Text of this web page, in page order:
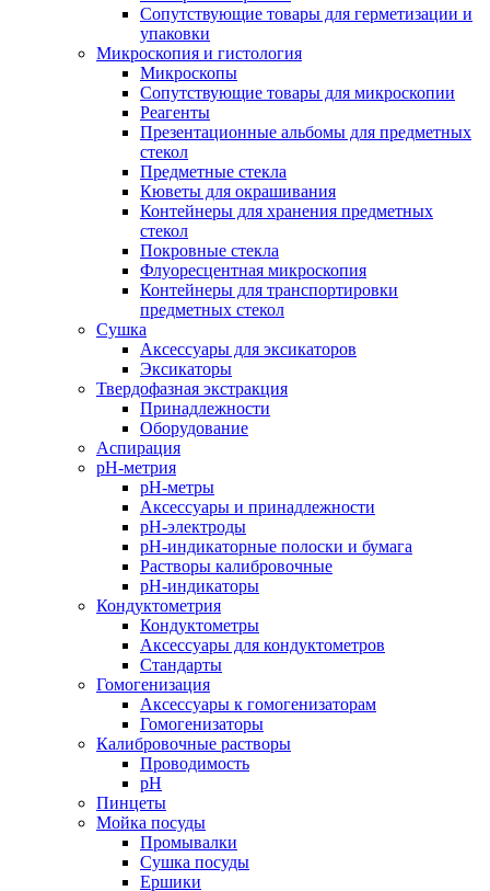
Сопутствующие товары для герметизации и
упаковки
Микроскопия и гистология
Микроскопы
Сопутствующие товары для микроскопии
Реагенты
Презентационные альбомы для предметных
стекол
Предметные стекла
Кюветы для окрашивания
Контейнеры для хранения предметных
стекол
Покровные стекла
Флуоресцентная микроскопия
Контейнеры для транспортировки
предметных стекол
Сушка
Аксессуары для эксикаторов
Эксикаторы
Твердофазная экстракция
Принадлежности
Оборудование
Аспирация
pH-метрия
pH-метры
Аксессуары и принадлежности
pH-электроды
pH-индикаторные полоски и бумага
Растворы калибровочные
pH-индикаторы
Кондуктометрия
Кондуктометры
Аксессуары для кондуктометров
Стандарты
Гомогенизация
Аксессуары к гомогенизаторам
Гомогенизаторы
Калибровочные растворы
Проводимость
pH
Пинцеты
Мойка посуды
Промывалки
Сушка посуды
Ершики